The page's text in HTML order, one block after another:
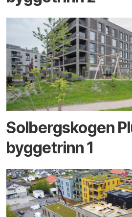
Solbergskogen
byggetrinn 1